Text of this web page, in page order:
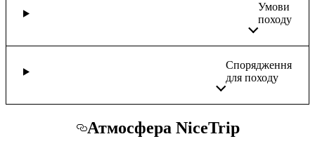
Умови
походу
Спорядження
для походу
Атмосфера NiceTrip